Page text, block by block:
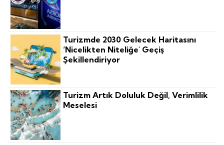
Turizmde 2030 Gelecek Haritasını
‘nicelikten Niteliğe' Geçiş
Şekillendiriyor
Turizm Artık Doluluk Değil, Verimlilik
Meselesi